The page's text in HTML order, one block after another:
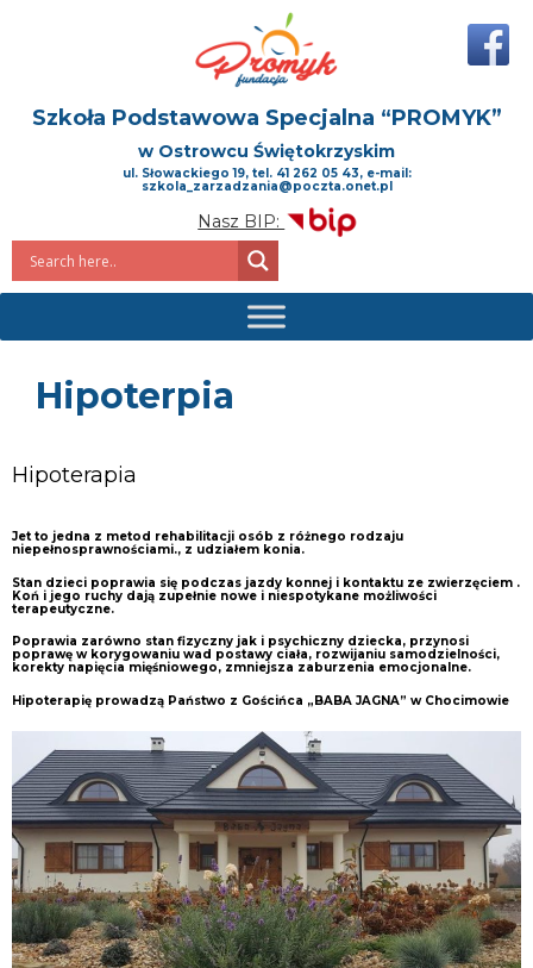
Szkoła Podstawowa Specjalna “PROMYK”
w Ostrowcu Świętokrzyskim
ul. Słowackiego 19, tel. 41 262 05 43, e-mail:
szkola_zarzadzania@poczta.onet.pl
Nasz BIP:
Hipoterpia
Hipoterapia
Jet to jedna z metod rehabilitacji osób z różnego rodzaju
niepełnosprawnościami., z udziałem konia.
Stan dzieci poprawia się podczas jazdy konnej i kontaktu ze zwierzęciem .
Koń i jego ruchy dają zupełnie nowe i niespotykane możliwości
terapeutyczne.
Poprawia zarówno stan fizyczny jak i psychiczny dziecka, przynosi
poprawę w korygowaniu wad postawy ciała, rozwijaniu samodzielności,
korekty napięcia mięśniowego, zmniejsza zaburzenia emocjonalne.
Hipoterapię prowadzą Państwo z Gościńca „BABA JAGNA” w Chocimowie